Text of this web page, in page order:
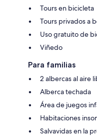
Tours en bicicleta
Tours privados a
Uso gratuito de
Viñedo
Para familias
2 albercas al aire
Alberca techada
Área de juegos
Habitaciones
Salvavidas en la